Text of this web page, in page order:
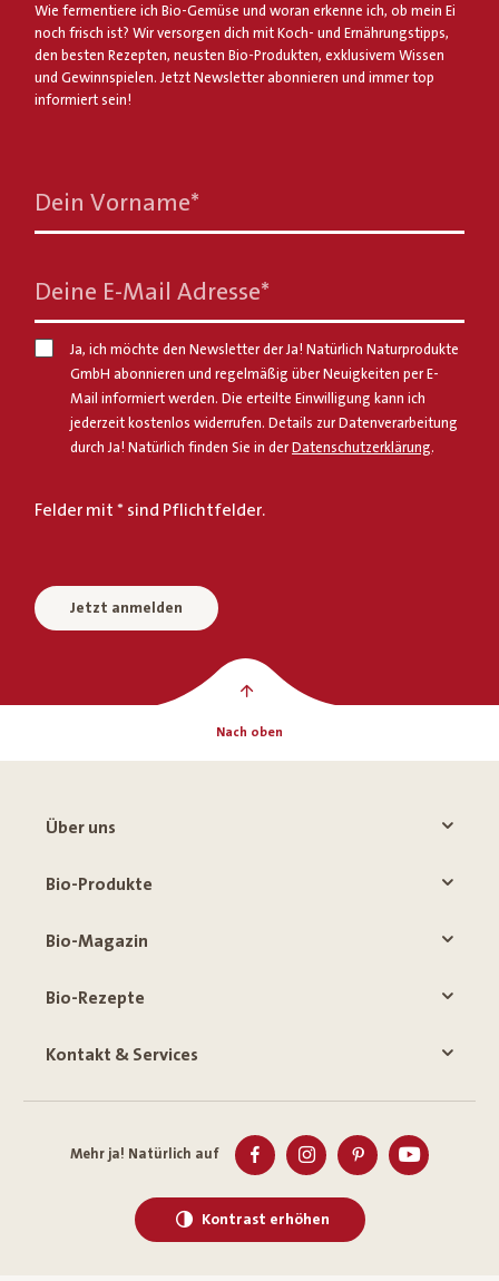
Wie fermentiere ich Bio-Gemüse und woran erkenne ich, ob mein Ei
noch frisch ist? Wir versorgen dich mit Koch- und Ernährungstipps,
den besten Rezepten, neusten Bio-Produkten, exklusivem Wissen
und Gewinnspielen. Jetzt Newsletter abonnieren und immer top
informiert sein!
Dein Vorname*
Deine E-Mail Adresse*
Ja, ich möchte den Newsletter der Ja! Natürlich Naturprodukte
GmbH abonnieren und regelmäßig über Neuigkeiten per E-
Mail informiert werden. Die erteilte Einwilligung kann ich
jederzeit kostenlos widerrufen. Details zur Datenverarbeitung
durch Ja! Natürlich finden Sie in derDatenschutzerklärung.
Felder mit * sind Pflichtfelder.
Jetzt anmelden
Nach oben
Über uns
Bio-Produkte
Bio-Magazin
Bio-Rezepte
Kontakt & Services
Mehr ja! Natürlich auf
Kontrast erhöhen